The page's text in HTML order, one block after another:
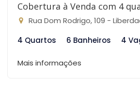
Cobertura à Venda com 4
Rua Dom Rodrigo, 109 - Liberdade,
4 Quartos
6 Banheiros 4
Mais informações